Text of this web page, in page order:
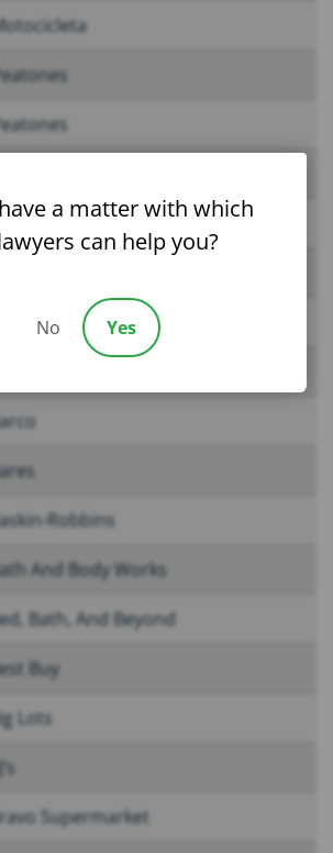
Robbins
And Body Works
Bath, And Beyond
Buy
Lots
Supermarket
a matter with which
can help you?
No Yes